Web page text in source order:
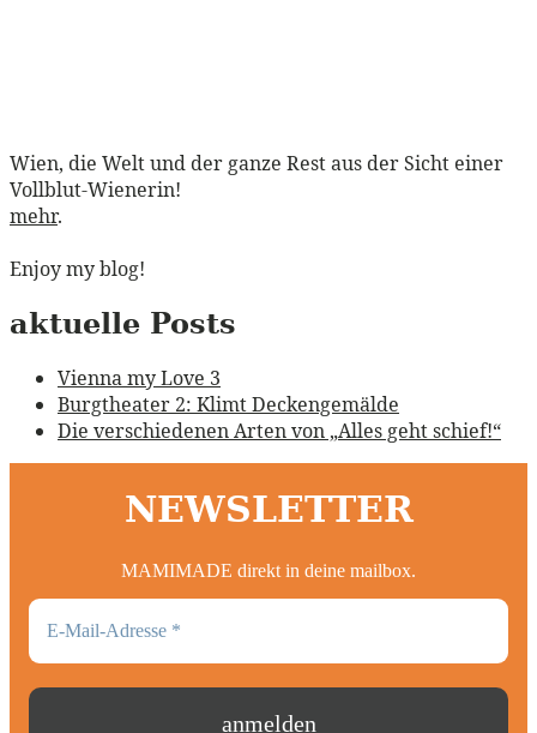
Wien, die Welt und der ganze Rest aus der Sicht einer
Vollblut-Wienerin!
mehr.
Enjoy my blog!
aktuelle Posts
Vienna my Love 3
Burgtheater 2: Klimt Deckengemälde
Die verschiedenen Arten von „Alles geht schief!“
NEWSLETTER
MAMIMADE direkt in deine mailbox.